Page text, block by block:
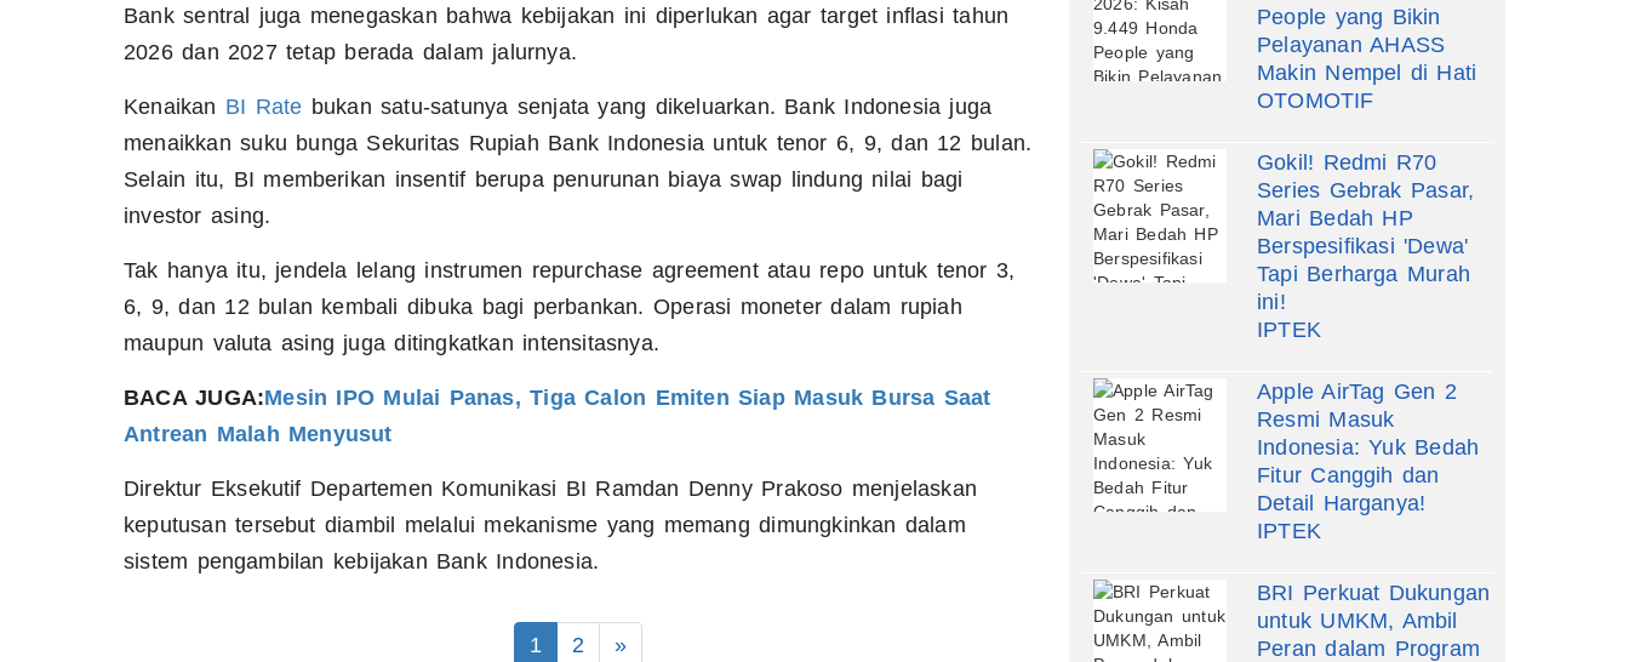
Bank sentral juga menegaskan bahwa kebijakan ini diperlukan agar target inflasi tahun
2026 dan 2027 tetap berada dalam jalurnya.
Kenaikan BI Rate bukan satu-satunya senjata yang dikeluarkan. Bank Indonesia juga
menaikkan suku bunga Sekuritas Rupiah Bank Indonesia untuk tenor 6, 9, dan 12 bulan.
Selain itu, BI memberikan insentif berupa penurunan biaya swap lindung nilai bagi
investor asing.
Tak hanya itu, jendela lelang instrumen repurchase agreement atau repo untuk tenor 3,
6, 9, dan 12 bulan kembali dibuka bagi perbankan. Operasi moneter dalam rupiah
maupun valuta asing juga ditingkatkan intensitasnya.
BACA JUGA:Mesin IPO Mulai Panas, Tiga Calon Emiten Siap Masuk Bursa Saat
Antrean Malah Menyusut
Direktur Eksekutif Departemen Komunikasi BI Ramdan Denny Prakoso menjelaskan
keputusan tersebut diambil melalui mekanisme yang memang dimungkinkan dalam
sistem pengambilan kebijakan Bank Indonesia.
1 2 »
People yang Bikin
Pelayanan AHASS
Makin Nempel di Hati
OTOMOTIF
Gokil! Redmi R70
Series Gebrak Pasar,
Mari Bedah HP
Berspesifikasi 'Dewa'
Tapi Berharga Murah
ini!
IPTEK
Apple AirTag Gen 2
Resmi Masuk
Indonesia: Yuk Bedah
Fitur Canggih dan
Detail Harganya!
IPTEK
BRI Perkuat Dukungan
untuk UMKM, Ambil
Peran dalam Program